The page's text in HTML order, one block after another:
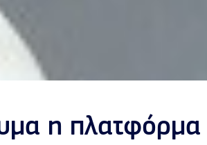
η πλατφόρμα